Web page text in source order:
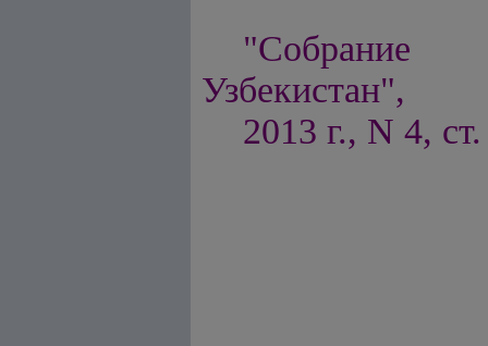
"Собрание
Узбекистан",
2013 г., N 4,